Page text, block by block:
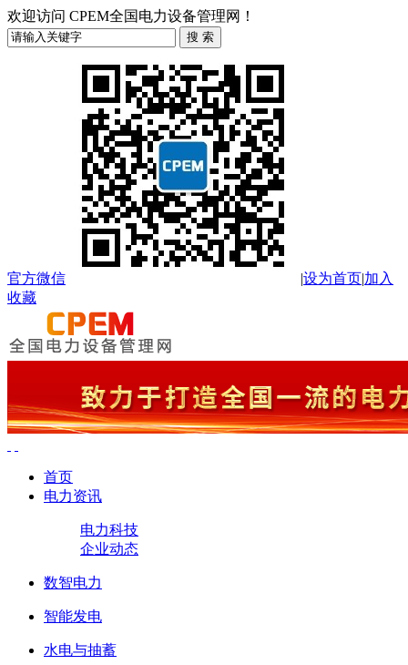
欢迎访问 CPEM全国电力设备管理网！
官方微信 |设为首页|加入
收藏
首页
电力资讯
电力科技
企业动态
数智电力
智能发电
水电与抽蓄